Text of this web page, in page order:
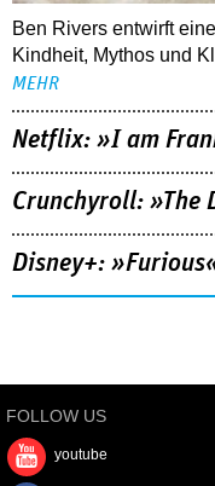
Ben Rivers entwirft
Kindheit, Mythos und
MEHR
Netflix: »I am
Crunchyroll: »The
Disney+:
FOLLOW US
youtube